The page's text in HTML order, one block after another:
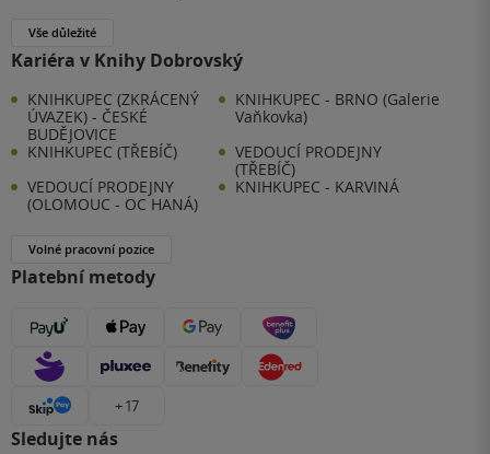
Vše důležité
Kariéra v Knihy Dobrovský
KNIHKUPEC (ZKRÁCENÝ
ÚVAZEK) - ČESKÉ
BUDĚJOVICE
KNIHKUPEC - BRNO (Galerie
Vaňkovka)
KNIHKUPEC (TŘEBÍČ)
VEDOUCÍ PRODEJNY
(TŘEBÍČ)
VEDOUCÍ PRODEJNY
(OLOMOUC - OC HANÁ)
KNIHKUPEC - KARVINÁ
Volné pracovní pozice
Platební metody
+ 17
Sledujte nás